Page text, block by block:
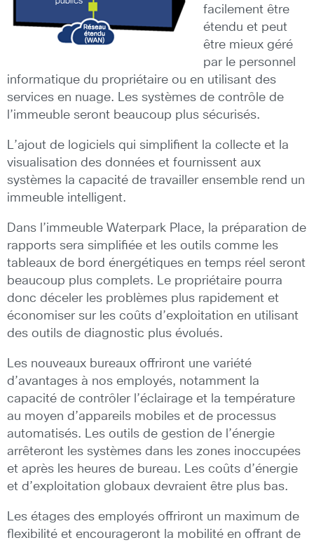
facilement être
étendu et peut
être mieux géré
par le personnel
informatique du propriétaire ou en utilisant des
services en nuage. Les systèmes de contrôle de
l’immeuble seront beaucoup plus sécurisés.
L’ajout de logiciels qui simplifient la collecte et la
visualisation des données et fournissent aux
systèmes la capacité de travailler ensemble rend un
immeuble intelligent.
Dans l’immeuble Waterpark Place, la préparation de
rapports sera simplifiée et les outils comme les
tableaux de bord énergétiques en temps réel seront
beaucoup plus complets. Le propriétaire pourra
donc déceler les problèmes plus rapidement et
économiser sur les coûts d’exploitation en utilisant
des outils de diagnostic plus évolués.
Les nouveaux bureaux offriront une variété
d’avantages à nos employés, notamment la
capacité de contrôler l’éclairage et la température
au moyen d’appareils mobiles et de processus
automatisés. Les outils de gestion de l’énergie
arrêteront les systèmes dans les zones inoccupées
et après les heures de bureau. Les coûts d’énergie
et d’exploitation globaux devraient être plus bas.
Les étages des employés offriront un maximum de
flexibilité et encourageront la mobilité en offrant de